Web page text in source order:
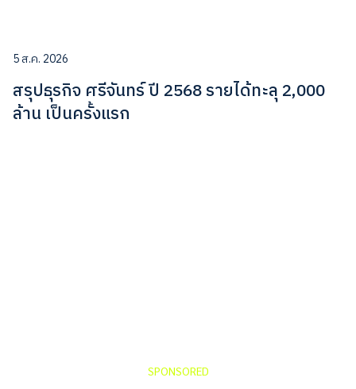
5 ส.ค. 2026
สรุปธุรกิจ ศรีจันทร์ ปี 2568 รายได้ทะลุ 2,000
ล้าน เป็นครั้งแรก
SPONSORED